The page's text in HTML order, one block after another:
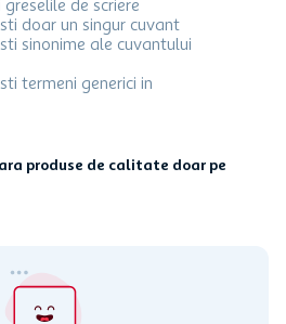
greselile de scriere
doar un singur cuvant
sinonime ale cuvantului
termeni generici in
produse de calitate doar pe